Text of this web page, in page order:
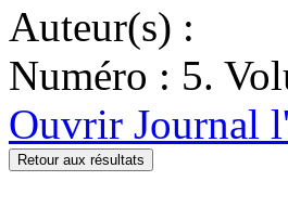
Auteur(s) :
Numéro : 5.
Ouvrir Journal
Retour aux résultats